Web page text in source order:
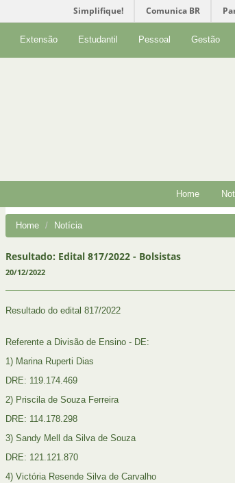
Simplifique! Comunica BR
Extensão Estudantil Pessoal Gestão
Home
Home Notícia
Resultado: Edital 817/2022 - Bolsistas
20/12/2022
Resultado do edital 817/2022
Referente a Divisão de Ensino - DE:
1) Marina Ruperti Dias
DRE: 119.174.469
2) Priscila de Souza Ferreira
DRE: 114.178.298
3) Sandy Mell da Silva de Souza
DRE: 121.121.870
4) Victória Resende Silva de Carvalho